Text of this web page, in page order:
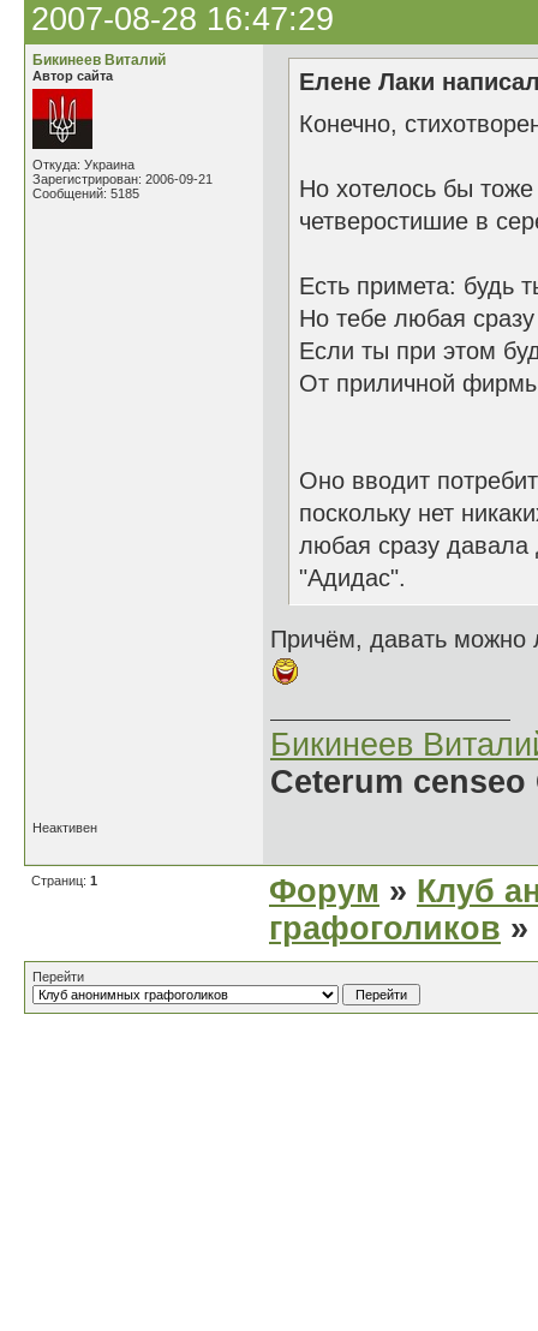
2007-08-28 16:47:29
Бикинеев Виталий
Автор сайта
Откуда: Украина
Зарегистрирован: 2006-09-21
Сообщений: 5185
Елене Лаки
Конечно,
Но хотелось бы
четверостишие в
Есть примета: будь
Но тебе любая сразу
Если ты при этом
От приличной
Оно вводит
поскольку нет
любая сразу
"Адидас".
Причём, давать
Бикинеев
Ceterum
Неактивен
Страниц: 1 Форум » Клуб
графоголиков
Перейти